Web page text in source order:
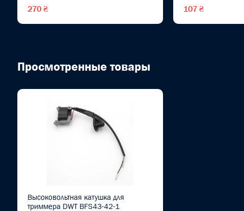
270 ₴ 107 ₴
Просмотренные товары
Высоковольтная катушка для
триммера DWT BFS43-42-1